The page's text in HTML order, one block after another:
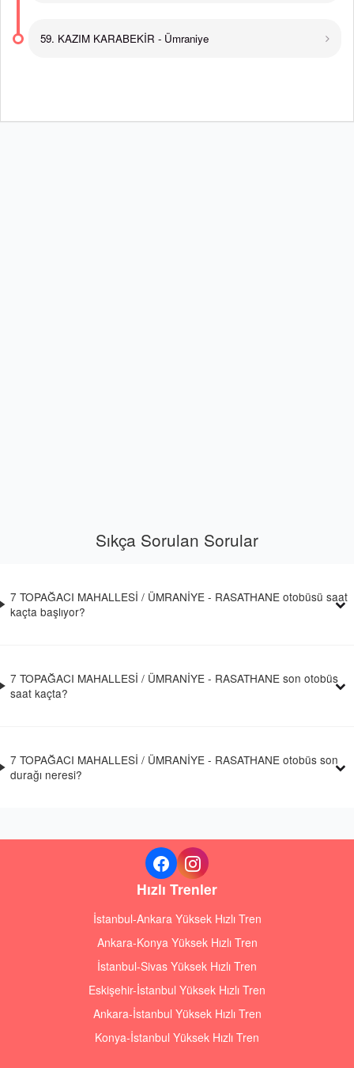
59. KAZIM KARABEKİR - Ümraniye
Sıkça Sorulan Sorular
7 TOPAĞACI MAHALLESİ / ÜMRANİYE - RASATHANE otobüsü saat
kaçta başlıyor?
7 TOPAĞACI MAHALLESİ / ÜMRANİYE - RASATHANE son otobüs
saat kaçta?
7 TOPAĞACI MAHALLESİ / ÜMRANİYE - RASATHANE otobüs son
durağı neresi?
Hızlı Trenler
İstanbul-Ankara Yüksek Hızlı Tren
Ankara-Konya Yüksek Hızlı Tren
İstanbul-Sivas Yüksek Hızlı Tren
Eskişehir-İstanbul Yüksek Hızlı Tren
Ankara-İstanbul Yüksek Hızlı Tren
Konya-İstanbul Yüksek Hızlı Tren